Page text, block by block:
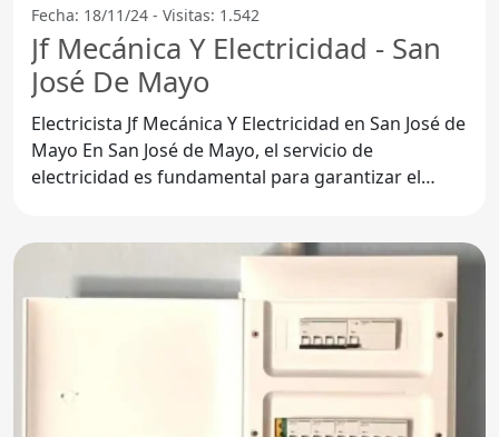
Fecha: 18/11/24 - Visitas: 1.542
Jf Mecánica Y Electricidad - San
José De Mayo
Electricista Jf Mecánica Y Electricidad en San José de
Mayo En San José de Mayo, el servicio de
electricidad es fundamental para garantizar el